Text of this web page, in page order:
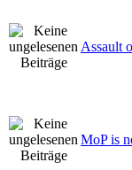
Assault
MoP is